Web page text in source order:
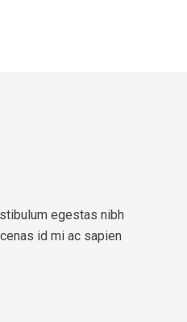
egestas nibh
id mi ac sapien